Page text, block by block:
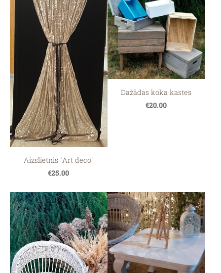
Aizslietnis "Art deco"
€25.00
Dažādas koka kastes
€20.00